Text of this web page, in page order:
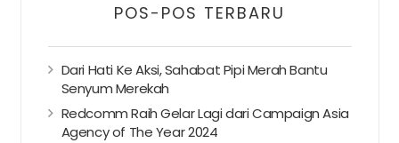
POS-POS TERBARU
Dari Hati Ke Aksi, Sahabat Pipi Merah Bantu
Senyum Merekah
Redcomm Raih Gelar Lagi dari Campaign Asia
Agency of The Year 2024